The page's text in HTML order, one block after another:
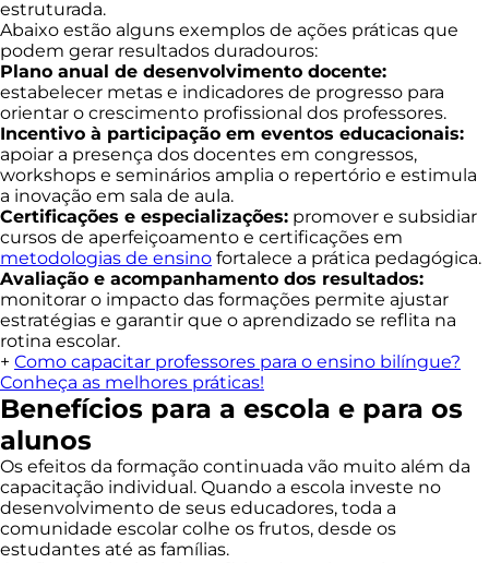
estruturada.
Abaixo estão alguns exemplos de ações práticas que
podem gerar resultados duradouros:
Plano anual de desenvolvimento docente:
estabelecer metas e indicadores de progresso para
orientar o crescimento profissional dos professores.
Incentivo à participação em eventos educacionais:
apoiar a presença dos docentes em congressos,
workshops e seminários amplia o repertório e estimula
a inovação em sala de aula.
Certificações e especializações: promover e subsidiar
cursos de aperfeiçoamento e certificações em
metodologias de ensino fortalece a prática pedagógica.
Avaliação e acompanhamento dos resultados:
monitorar o impacto das formações permite ajustar
estratégias e garantir que o aprendizado se reflita na
rotina escolar.
+ Como capacitar professores para o ensino bilíngue?
Conheça as melhores práticas!
Benefícios para a escola e para os
alunos
Os efeitos da formação continuada vão muito além da
capacitação individual. Quando a escola investe no
desenvolvimento de seus educadores, toda a
comunidade escolar colhe os frutos, desde os
estudantes até as famílias.